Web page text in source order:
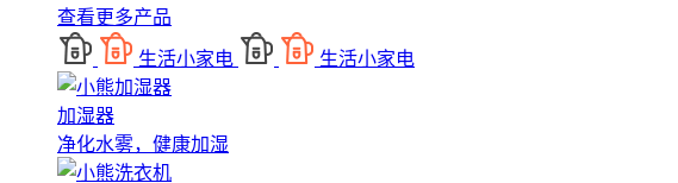
查看更多产品
生活小家电 生活小家电
加湿器
净化水雾，健康加湿